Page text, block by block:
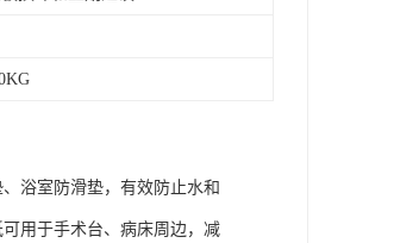
浴室防滑垫，有效防止水和
用于手术台、病床周边，减